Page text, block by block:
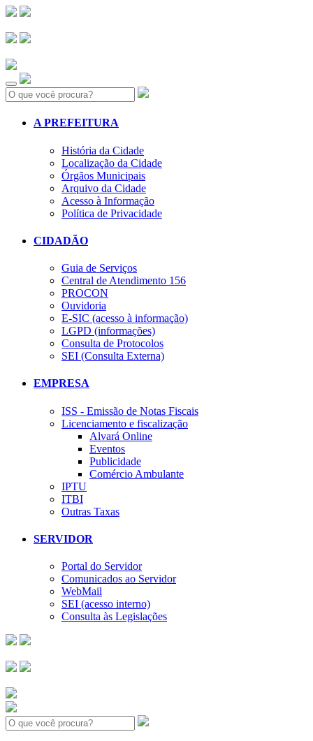
Search:
A PREFEITURA
História da Cidade
Localização da Cidade
Órgãos Municipais
Arquivo da Cidade
Acesso à Informação
Política de Privacidade
CIDADÃO
Guia de Serviços
Central de Atendimento 156
PROCON
Ouvidoria
E-SIC (acesso à informação)
LGPD (informações)
Consulta de Protocolos
SEI (Consulta Externa)
EMPRESA
ISS - Emissão de Notas Fiscais
Licenciamento e fiscalização
Alvará Online
Eventos
Publicidade
Comércio Ambulante
IPTU
ITBI
Outras Taxas
SERVIDOR
Portal do Servidor
Comunicados ao Servidor
WebMail
SEI (acesso interno)
Consulta às Legislações
Search: